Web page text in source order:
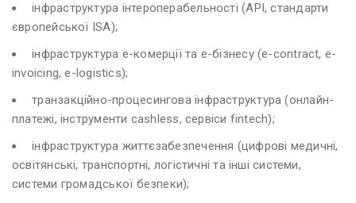
інфраструктура інтероперабельності (API, стандарти
європейської ISA);
інфраструктура e-комерції та e-бізнесу (e-contract, e-
invoicing, e-logistics);
транзакційно-процесингова інфраструктура (онлайн-
платежі, інструменти cashless, сервіси fintech);
інфраструктура життєзабезпечення (цифрові медичні,
освітянські, транспортні, логістичні та інші системи,
системи громадської безпеки);